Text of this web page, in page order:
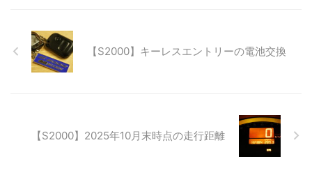
【S2000】キーレスエントリーの電池交換
【S2000】2025年10月末時点の走行距離